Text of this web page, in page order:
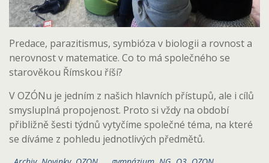
Predace, parazitismus, symbióza v biologii a rovnost a
nerovnost v matematice. Co to má společného se
starověkou Římskou říší?
V OZÓNu je jedním z našich hlavních přístupů, ale i cílů
smysluplná propojenost. Proto si vždy na období
přibližně šesti týdnů vytyčíme společné téma, na které
se díváme z pohledu jednotlivých předmětů.